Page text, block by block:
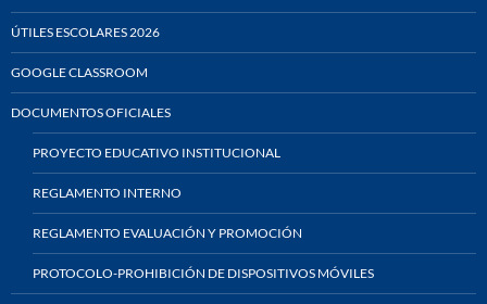
ÚTILES ESCOLARES 2026
GOOGLE CLASSROOM
DOCUMENTOS OFICIALES
PROYECTO EDUCATIVO INSTITUCIONAL
REGLAMENTO INTERNO
REGLAMENTO EVALUACIÓN Y PROMOCIÓN
PROTOCOLO-PROHIBICIÓN DE DISPOSITIVOS MÓVILES